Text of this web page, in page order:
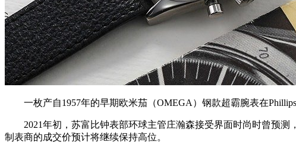
一枚产自1957年的早期欧米茄（OMEGA）钢款超霸腕表在
2021年初，苏富比钟表部环球主管庄瀚森接受界面时尚时曾预测
制表商的成交价预计将继续保持高位。